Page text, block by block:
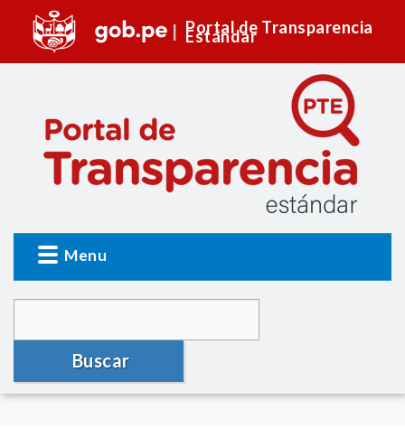
Portal de Transparencia
Estándar
Menu
Buscar